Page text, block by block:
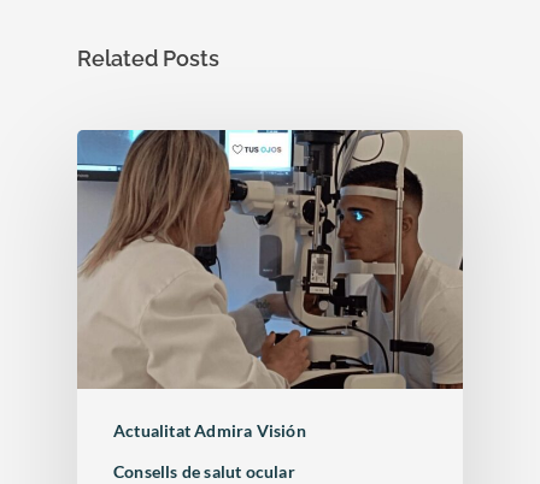
Related Posts
Actualitat Admira Visión
Consells de salut ocular